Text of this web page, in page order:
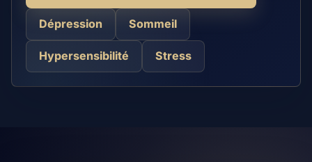
Dépression Sommeil
Hypersensibilité Stress